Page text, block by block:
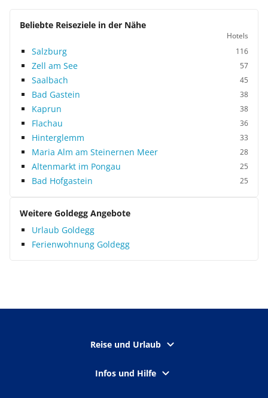
Beliebte Reiseziele in der Nähe
Hotels
Salzburg 116
Zell am See 57
Saalbach 45
Bad Gastein 38
Kaprun 38
Flachau 36
Hinterglemm 33
Maria Alm am Steinernen Meer 28
Altenmarkt im Pongau 25
Bad Hofgastein 25
Weitere Goldegg Angebote
Urlaub Goldegg
Ferienwohnung Goldegg
Reise und Urlaub
Infos und Hilfe